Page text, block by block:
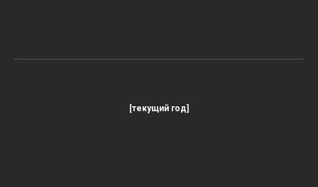
[текущий год]